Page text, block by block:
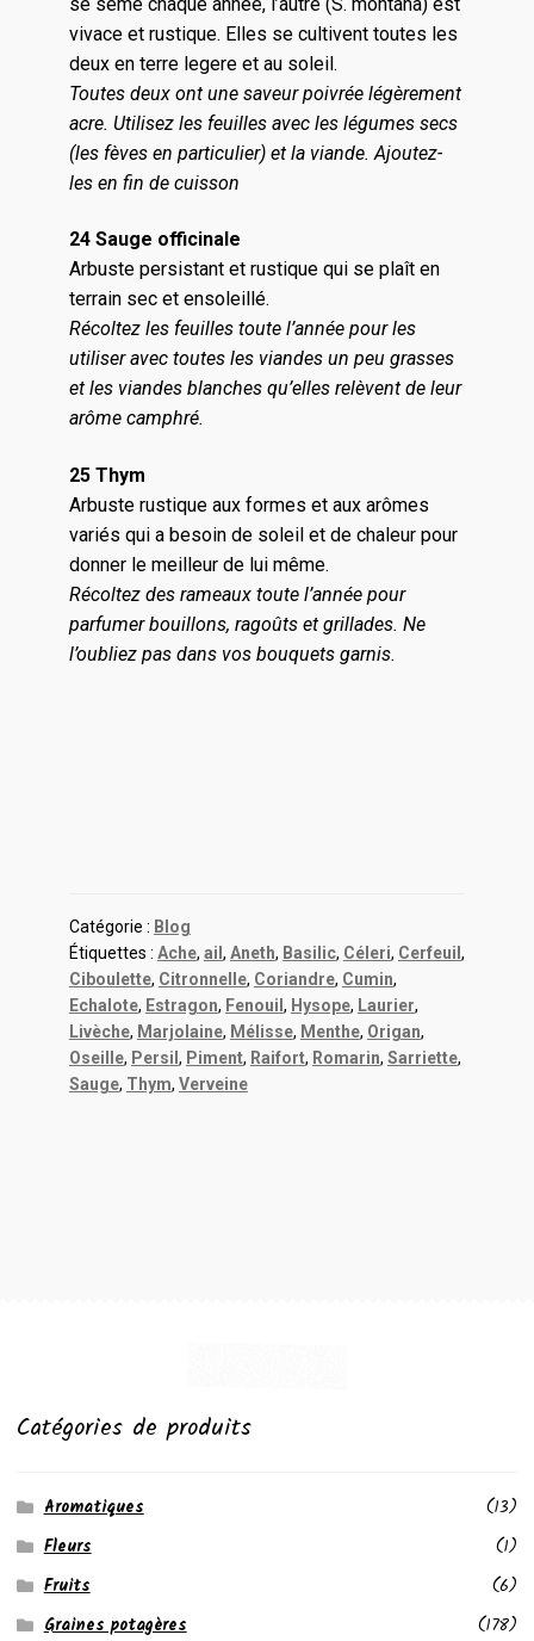
vivace et rustique. Elles se cultivent toutes les
deux en terre legere et au soleil.
Toutes deux ont une saveur poivrée légèrement
acre. Utilisez les feuilles avec les légumes secs
(les fèves en particulier) et la viande. Ajoutez-
les en fin de cuisson
24 Sauge officinale
Arbuste persistant et rustique qui se plaît en
terrain sec et ensoleillé.
Récoltez les feuilles toute l’année pour les
utiliser avec toutes les viandes un peu grasses
et les viandes blanches qu’elles relèvent de leur
arôme camphré.
25 Thym
Arbuste rustique aux formes et aux arômes
variés qui a besoin de soleil et de chaleur pour
donner le meilleur de lui même.
Récoltez des rameaux toute l’année pour
parfumer bouillons, ragoûts et grillades. Ne
l’oubliez pas dans vos bouquets garnis.
Catégorie : Blog
Étiquettes : Ache, ail , Aneth, Basilic, Céleri, Cerfeuil ,
Ciboulette, Citronnelle, Coriandre, Cumin,
Echalote, Estragon, Fenouil , Hysope, Laurier,
Livèche, Marjolaine, Mélisse, Menthe, Origan,
Oseille, Persil , Piment, Raifort, Romarin, Sarriette,
Sauge, Thym, Verveine
Catégories de produits
Aromatiques
(13)
Fleurs
(1)
Fruits
(6)
Graines potagères
(178)